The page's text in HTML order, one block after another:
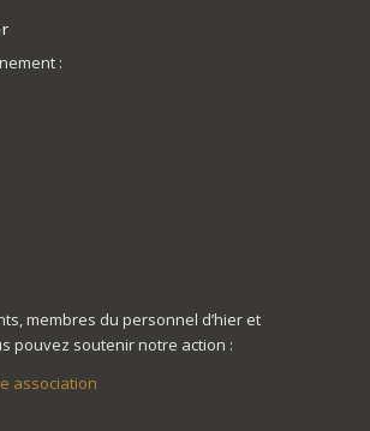
:
membres du personnel d’hier et
pouvez soutenir notre action :
association